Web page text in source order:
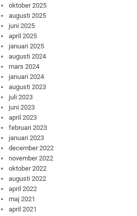
oktober 2025
augusti 2025
juni 2025
april 2025
januari 2025
augusti 2024
mars 2024
januari 2024
augusti 2023
juli 2023
juni 2023
april 2023
februari 2023
januari 2023
december 2022
november 2022
oktober 2022
augusti 2022
april 2022
maj 2021
april 2021